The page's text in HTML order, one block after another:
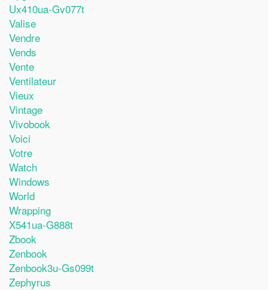
Ux410ua-Gv077t
Valise
Vendre
Vends
Vente
Ventilateur
Vieux
Vintage
Vivobook
Voici
Votre
Watch
Windows
World
Wrapping
X541ua-G888t
Zbook
Zenbook
Zenbook3u-Gs099t
Zephyrus